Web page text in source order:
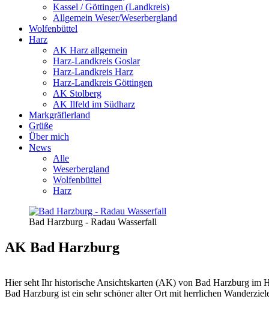
Kassel / Göttingen (Landkreis)
Allgemein Weser/Weserbergland
Wolfenbüttel
Harz
AK Harz allgemein
Harz-Landkreis Goslar
Harz-Landkreis Harz
Harz-Landkreis Göttingen
AK Stolberg
AK Ilfeld im Südharz
Markgräflerland
Grüße
Über mich
News
Alle
Weserbergland
Wolfenbüttel
Harz
Bad Harzburg - Radau Wasserfall
AK Bad Harzburg
Hier seht Ihr historische Ansichtskarten (AK) von Bad Harzburg im
Bad Harzburg ist ein sehr schöner alter Ort mit herrlichen